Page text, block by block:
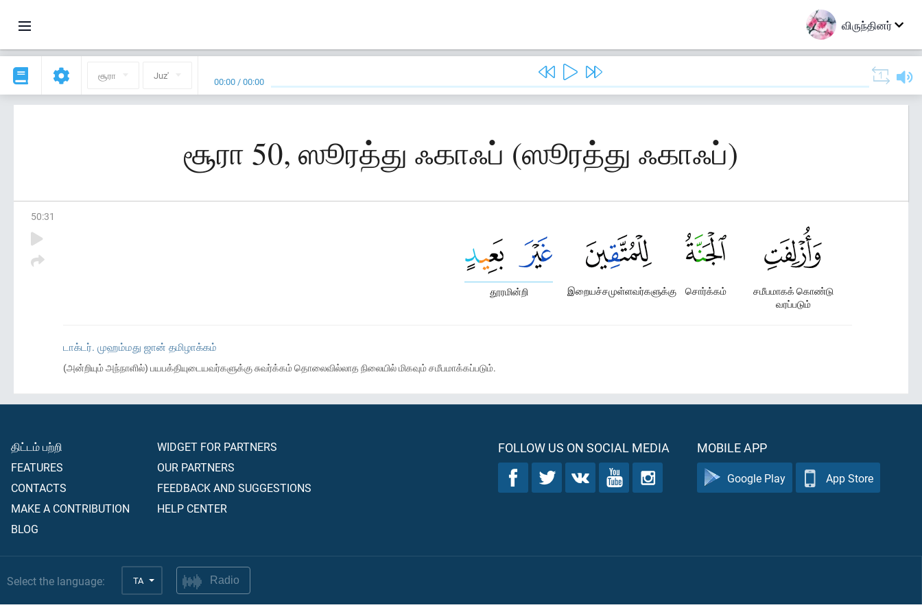
விருந்தினர்
சூரா Juz' 00:00 /00:00
சூரா 50, ஸூரத்து ஃகாஃப் (ஸூரத்து ஃகாஃப்)
50:31
சமீபமாகக் கொண்டு
வரப்படும்
சொர்க்கம்
இறையச்சமுள்ளவர்களுக்கு
தூரமின்றி
டாக்டர். முஹம்மது ஜான் தமிழாக்கம்
(அன்றியும் அந்நாளில்) பயபக்தியுடையவர்களுக்கு சுவர்க்கம் தொலைவில்லாத நிலையில் மிகவும் சமீபமாக்கப்படும்.
திட்டம் பற்றி
FEATURES
CONTACTS
MAKE A CONTRIBUTION
BLOG
WIDGET FOR PARTNERS
OUR PARTNERS
FEEDBACK AND SUGGESTIONS
HELP CENTER
FOLLOW US ON SOCIAL MEDIA MOBILE APP
Google Play App Store
Select the language: TA Radio